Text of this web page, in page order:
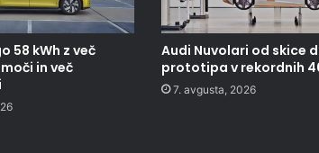
58 kWh z več
in več
Audi Nuvolari od skice
prototipa v rekordnih
7. avgusta, 2026